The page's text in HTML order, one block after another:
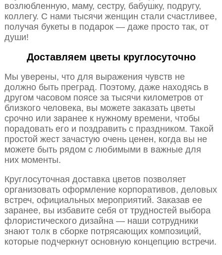
возлюбленную, маму, сестру, бабушку, подругу,
коллегу. С нами тысячи женщин стали счастливее,
получая букеты в подарок — даже просто так, от
души!
Доставляем цветы круглосуточно
Мы уверены, что для выражения чувств не
должно быть преград. Поэтому, даже находясь в
другом часовом поясе за тысячи километров от
близкого человека, вы можете заказать цветы
срочно или заранее к нужному времени, чтобы
порадовать его и поздравить с праздником. Такой
простой жест зачастую очень ценен, когда вы не
можете быть рядом с любимыми в важные для
них моменты.
Круглосуточная доставка цветов позволяет
организовать оформление корпоративов, деловых
встреч, официальных мероприятий. Заказав ее
заранее, вы избавите себя от трудностей выбора
флористического дизайна — наши сотрудники
знают толк в сборке потрясающих композиций,
которые подчеркнут основную концепцию встречи.